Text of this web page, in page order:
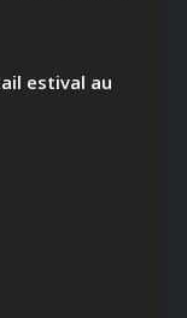
estival au